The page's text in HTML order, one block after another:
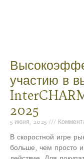
участию в
2025
5 июня, 2025
В скоростной игре
больше, чем просто